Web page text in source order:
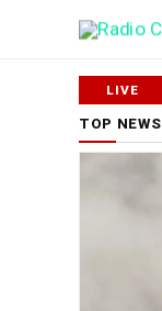
TOP NEWS